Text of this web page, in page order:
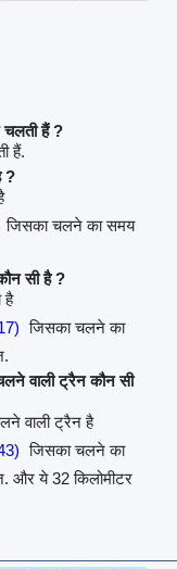
चलती हैं ?
हैं.
?
जिसका चलने का समय
सी है ?
है
जिसका चलने का
वाली ट्रैन कौन सी
वाली ट्रैन है
जिसका चलने का
और ये 32 किलोमीटर